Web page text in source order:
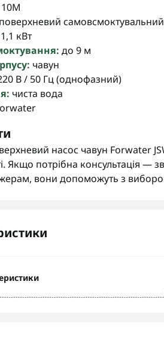
10M
поверхневий
1,1 кВт
до 9 м
чавун
В / 50 Гц (однофазний)
чиста вода
насос чавун Forwater
Якщо потрібна консультація —
вони допоможуть з